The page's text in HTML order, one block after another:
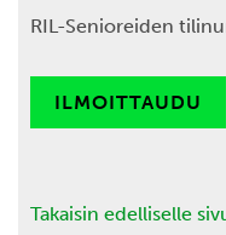
RIL-Senioreiden
ILMOITTAUDU
Takaisin edelliselle